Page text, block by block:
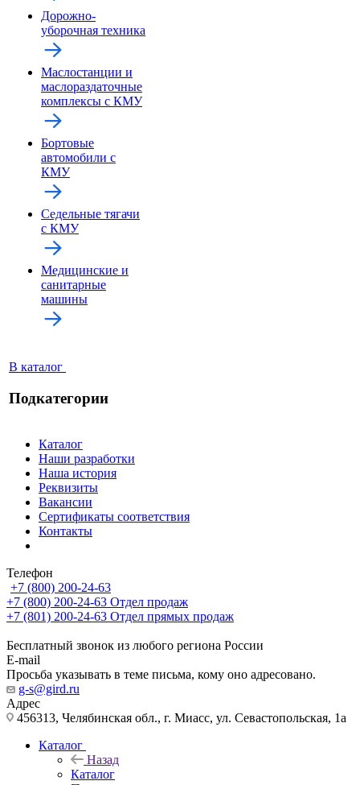
Дорожно-
уборочная техника
Маслостанции и
маслораздаточные
комплексы с КМУ
Бортовые
автомобили с
КМУ
Седельные тягачи
с КМУ
Медицинские и
санитарные
машины
В каталог
Подкатегории
Каталог
Наши разработки
Наша история
Реквизиты
Вакансии
Сертификаты соответствия
Контакты
Телефон
+7 (800) 200-24-63
+7 (800) 200-24-63 Отдел продаж
+7 (801) 200-24-63 Отдел прямых продаж
Бесплатный звонок из любого региона России
E-mail
Просьба указывать в теме письма, кому оно адресовано.
g-s@gird.ru
Адрес
456313, Челябинская обл., г. Миасс, ул. Севастопольская, 1а
Каталог
Назад
Каталог